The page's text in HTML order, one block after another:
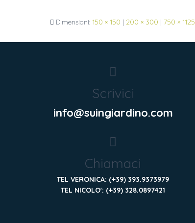
Dimensioni: 150 × 150 | 200 × 300 | 750 × 1125
Scrivici
info@suingiardino.com
Chiamaci
TEL VERONICA: (+39) 393.9373979
TEL NICOLO': (+39) 328.0897421